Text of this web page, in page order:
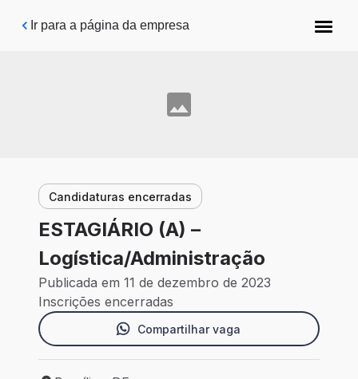
Pular para o conteúdo principal
Ir para a página da empresa
Candidaturas encerradas
ESTAGIÁRIO (A) –
Logística/Administração
Publicada em 11 de dezembro de 2023
Inscrições encerradas
Compartilhar vaga